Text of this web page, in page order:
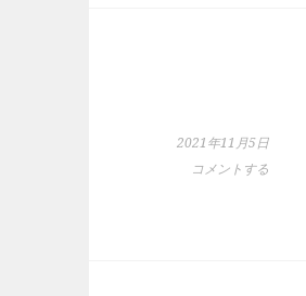
2021年11月5日
コメントする